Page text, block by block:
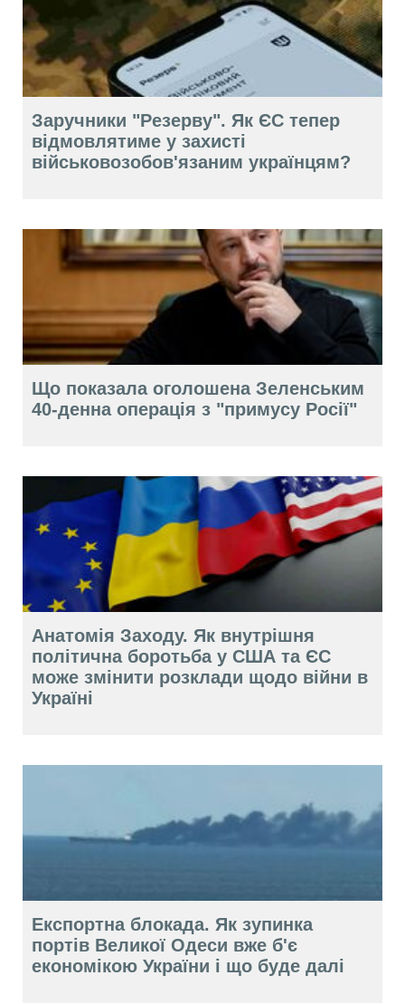
Заручники "Резерву". Як ЄС тепер
відмовлятиме у захисті
військовозобов'язаним українцям?
Що показала оголошена Зеленським
40-денна операція з "примусу Росії"
Анатомія Заходу. Як внутрішня
політична боротьба у США та ЄС
може змінити розклади щодо війни в
Україні
Експортна блокада. Як зупинка
портів Великої Одеси вже б'є
економікою України і що буде далі